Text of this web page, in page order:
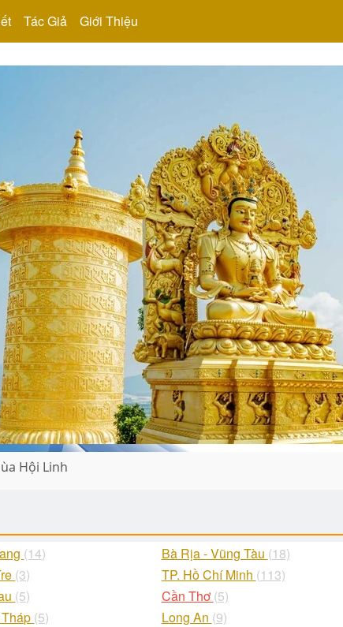
Tác Giả Giới Thiệu
Hội Linh
(14) Bà Rịa - Vũng Tàu (18)
(3) TP. Hồ Chí Minh (113)
(5) Cần Thơ (5)
(5) Long An (9)